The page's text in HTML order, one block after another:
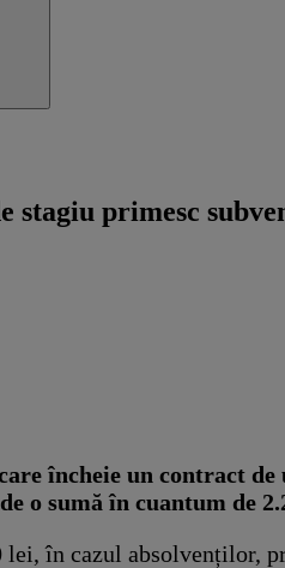
primesc
încheie un contract de
o sumă în cuantum de
lei, în cazul absolvenților,